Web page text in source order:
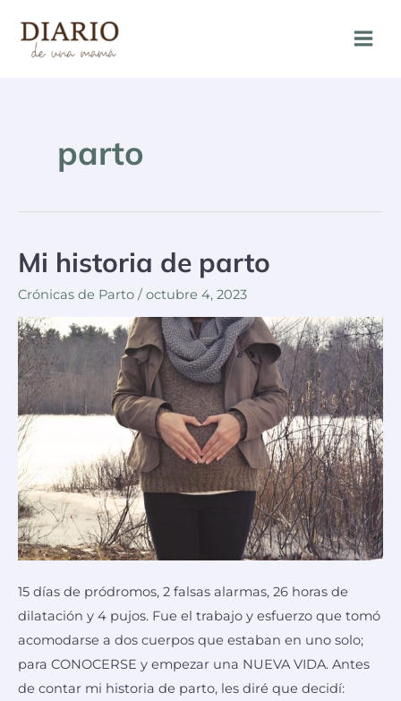
parto
Mi historia de parto
Crónicas de Parto / octubre 4, 2023
15 días de pródromos, 2 falsas alarmas, 26 horas de
dilatación y 4 pujos. Fue el trabajo y esfuerzo que tomó
acomodarse a dos cuerpos que estaban en uno solo;
para CONOCERSE y empezar una NUEVA VIDA. Antes
de contar mi historia de parto, les diré que decidí: